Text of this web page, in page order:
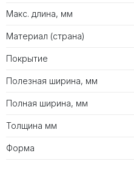
Макс. длина, мм
Материал (страна)
Покрытие
Полезная ширина, мм
Полная ширина, мм
Толщина мм
Форма